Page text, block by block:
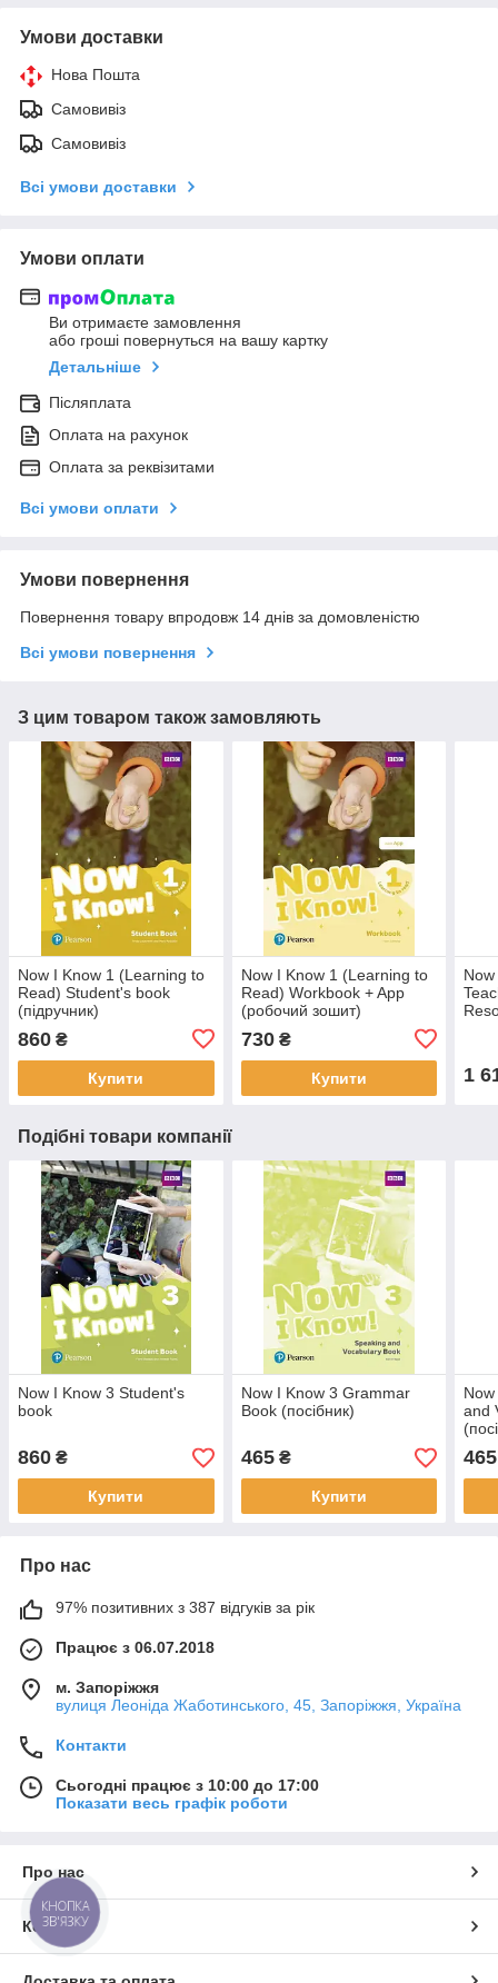
Умови доставки
Нова Пошта
Самовивіз
Самовивіз
Всі умови доставки
Умови оплати
Ви отримаєте замовлення
або гроші повернуться на вашу картку
Детальніше
Післяплата
Оплата на рахунок
Оплата за реквізитами
Всі умови оплати
Умови повернення
Повернення товару впродовж 14 днів за домовленістю
Всі умови повернення
З цим товаром також замовляють
Now I Know 1 (Learning to
Read) Student's book
(підручник)
860 ₴
Купити
Now I Know 1 (Learning to
Read) Workbook + App
(робочий зошит)
730₴
Купити 1
Подібні товари компанії
Now I Know 3 Student's
book
860 ₴
Купити
Now I Know 3 Grammar
Book (посібник)
465₴
Купити
and
465
Про нас
97% позитивних з 387 відгуків за рік
Працює з 06.07.2018
м. Запоріжжя
вулиця Леоніда Жаботинського, 45, Запоріжжя, Україна
Контакти
Сьогодні працює з 10:00 до 17:00
Показати весь графік роботи
Про нас
Контакти
КНОПКА
ЗВ'ЯЗКУ